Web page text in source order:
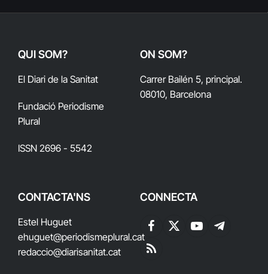
QUI SOM?
El Diari de la Sanitat
Fundació Periodisme
Plural
ISSN 2696 - 5542
ON SOM?
Carrer Bailén 5, principal.
08010, Barcelona
CONTACTA'NS
Estel Huguet
ehuguet@periodismeplural.cat
redaccio@diarisanitat.cat
CONNECTA
Facebook
X
YouTubeTelegram
RSS